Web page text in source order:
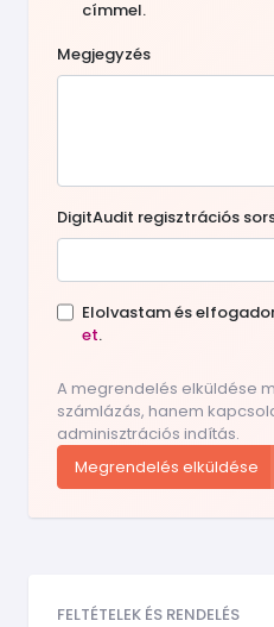
címmel.
Megjegyzés
DigitAudit regisztrációs
Elolvastam és
et.
A megrendelés elküldése
számlázás, hanem
adminisztrációs indítás.
Megrendelés elküldése
FELTÉTELEK ÉS RENDELÉS